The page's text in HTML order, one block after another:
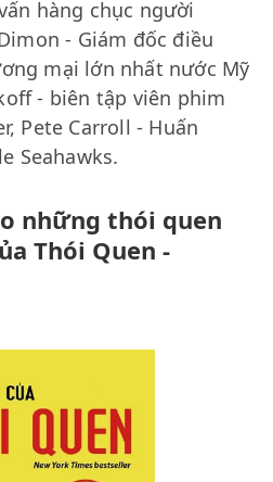
hàng chục người
- Giám đốc điều
mại lớn nhất nước Mỹ
- biên tập viên phim
Pete Carroll - Huấn
Seahawks.
những thói quen
Thói Quen -